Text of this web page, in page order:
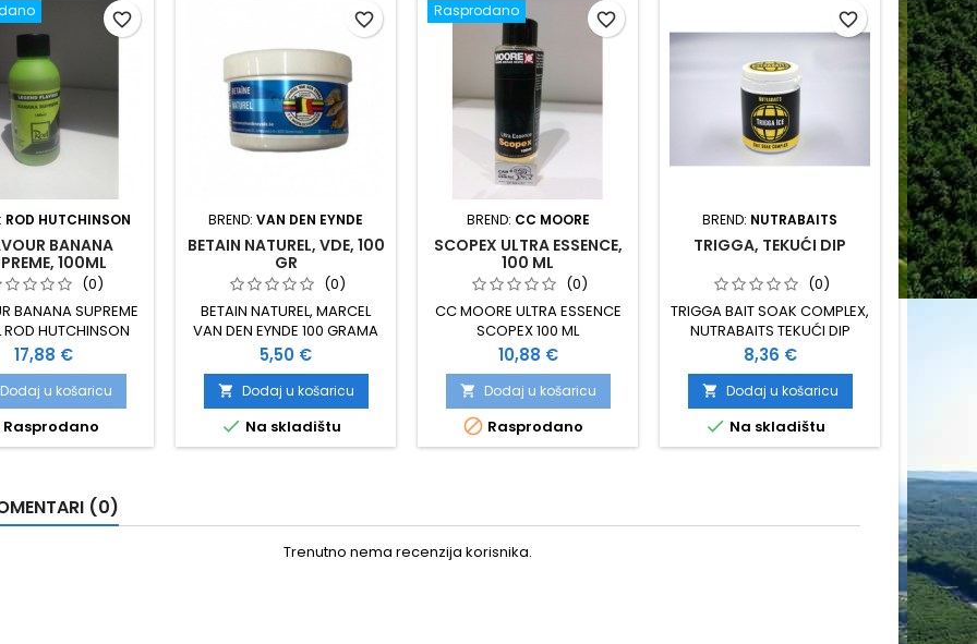
ROD HUTCHINSON
BANANA
100ML
(0)
BANANA SUPREME
ROD HUTCHINSON
Cijena
17,88 €
Dodaj u košaricu
Rasprodano
favorite_border
BREND: VAN DEN EYNDE
BETAIN NATUREL, VDE, 100
GR
(0)
BETAIN NATUREL, MARCEL
VAN DEN EYNDE 100 GRAMA
Cijena
5,50 €
 Dodaj u košaricu
 Na skladištu
favorite_border Rasprodano
BREND: CC MOORE
SCOPEX ULTRA ESSENCE,
100 ML
(0)
CC MOORE ULTRA ESSENCE
SCOPEX 100 ML
Cijena
10,88 €
 Dodaj u košaricu
 Rasprodano
favorite_border
BREND: NUTRABAITS
TRIGGA, TEKUĆI DIP
(0)
TRIGGA BAIT SOAK COMPLEX,
NUTRABAITS TEKUĆI DIP
Cijena
8,36 €
 Dodaj u košaricu
 Na skladištu
favorite_border
(0)
Trenutno nema recenzija korisnika.